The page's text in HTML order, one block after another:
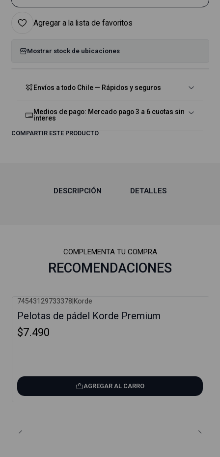
Agregar a la lista de favoritos
Mostrar stock de ubicaciones
Envíos a todo Chile — Rápidos y seguros
Medios de pago: Mercado pago 3 a 6 cuotas sin
interes
COMPARTIR ESTE PRODUCTO
DESCRIPCIÓN DETALLES
COMPLEMENTA TU COMPRA
RECOMENDACIONES
74543129733378 Korde
Pelotas de pádel Korde Premium
$7.490
AGREGAR AL CARRO